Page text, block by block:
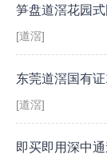
笋盘道滘花园
[道滘]
东莞道滘国有
[道滘]
即买即用深中